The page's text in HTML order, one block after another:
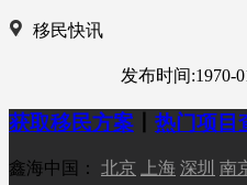
移民快讯
发布时间:1970-
获取移民方案 热门项目
鑫海中国： 北京 上海 深圳 南